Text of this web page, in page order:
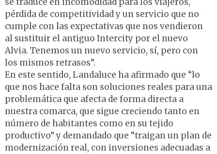
pérdida de competitividad y un servicio que no
cumple con las expectativas que nos vendieron
al sustituir el antiguo Intercity por el nuevo
Alvia. Tenemos un nuevo servicio, sí, pero con
los mismos retrasos”.
En este sentido, Landaluce ha afirmado que “lo
que nos hace falta son soluciones reales para una
problemática que afecta de forma directa a
nuestra comarca, que sigue creciendo tanto en
número de habitantes como en su tejido
productivo” y demandado que “traigan un plan de
modernización real, con inversiones adecuadas a